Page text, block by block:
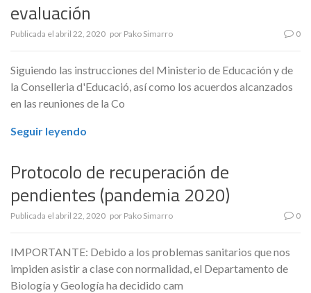
evaluación
Publicada el abril 22, 2020 por Pako Simarro 0
Siguiendo las instrucciones del Ministerio de Educación y de
la Conselleria d'Educació, así como los acuerdos alcanzados
en las reuniones de la Co
Seguir leyendo
Protocolo de recuperación de
pendientes (pandemia 2020)
Publicada el abril 22, 2020 por Pako Simarro 0
IMPORTANTE: Debido a los problemas sanitarios que nos
impiden asistir a clase con normalidad, el Departamento de
Biología y Geología ha decidido cam